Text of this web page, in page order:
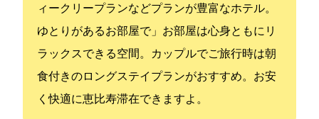
ィークリープランなどプランが豊富なホテル。
ゆとりがあるお部屋で」お部屋は心身ともにリ
ラックスできる空間。カップルでご旅行時は朝
食付きのロングステイプランがおすすめ。お安
く快適に恵比寿滞在できますよ。